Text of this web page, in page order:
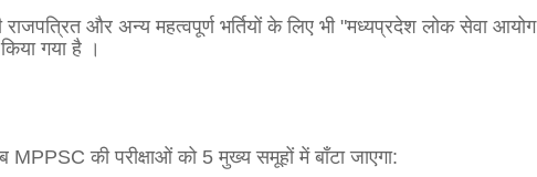
और अन्य महत्वपूर्ण भर्तियों के लिए भी "मध्यप्रदेश लोक सेवा आयोग
गया है ।
MPPSC की परीक्षाओं को 5 मुख्य समूहों में बाँटा जाएगा: